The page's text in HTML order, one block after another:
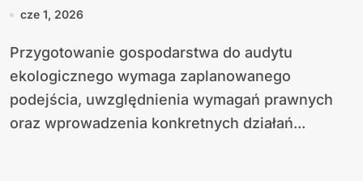
cze 1, 2026
Przygotowanie gospodarstwa do audytu
ekologicznego wymaga zaplanowanego
podejścia, uwzględnienia wymagań prawnych
oraz wprowadzenia konkretnych działań...